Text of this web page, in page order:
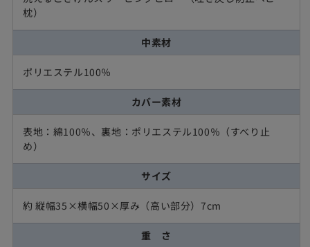
枕）
中素材
ポリエステル100％
カバー素材
表地：綿100％、裏地：ポリエステル100％（すべり止
め）
サイズ
約 縦幅35×横幅50×厚み（高い部分）7cm
重 さ